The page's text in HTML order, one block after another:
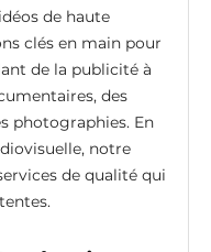
de haute
clés en main pour
de la publicité à
des
photographies. En
notre
de qualité qui